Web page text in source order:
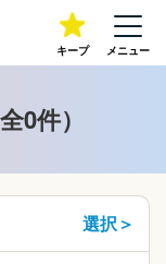
キープ メニュー
0件）
選択＞